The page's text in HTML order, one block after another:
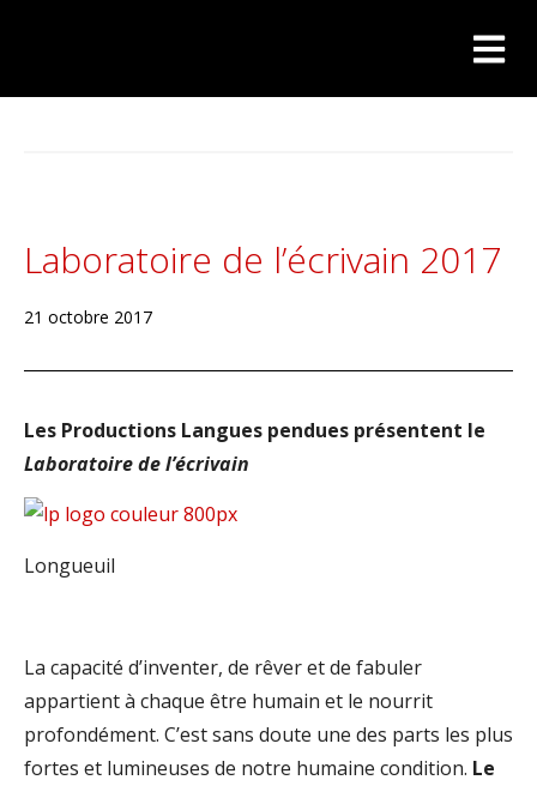
Laboratoire de l’écrivain 2017
21 octobre 2017
Les Productions Langues pendues présentent le
Laboratoire de l’écrivain
Longueuil
La capacité d’inventer, de rêver et de fabuler
appartient à chaque être humain et le nourrit
profondément. C’est sans doute une des parts les plus
fortes et lumineuses de notre humaine condition. Le